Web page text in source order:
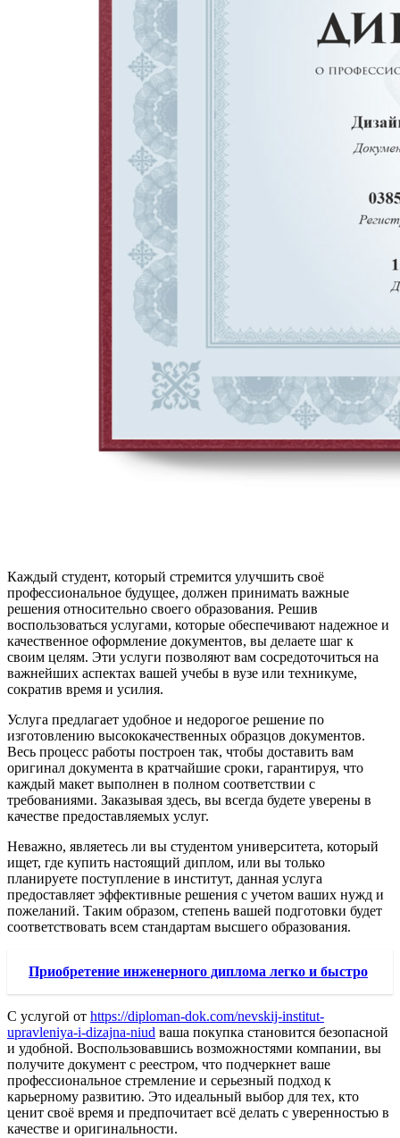
Каждый студент, который стремится улучшить своё
профессиональное будущее, должен принимать важные
решения относительно своего образования. Решив
воспользоваться услугами, которые обеспечивают надежное и
качественное оформление документов, вы делаете шаг к
своим целям. Эти услуги позволяют вам сосредоточиться на
важнейших аспектах вашей учебы в вузе или техникуме,
сократив время и усилия.
Услуга предлагает удобное и недорогое решение по
изготовлению высококачественных образцов документов.
Весь процесс работы построен так, чтобы доставить вам
оригинал документа в кратчайшие сроки, гарантируя, что
каждый макет выполнен в полном соответствии с
требованиями. Заказывая здесь, вы всегда будете уверены в
качестве предоставляемых услуг.
Неважно, являетесь ли вы студентом университета, который
ищет, где купить настоящий диплом, или вы только
планируете поступление в институт, данная услуга
предоставляет эффективные решения с учетом ваших нужд и
пожеланий. Таким образом, степень вашей подготовки будет
соответствовать всем стандартам высшего образования.
Приобретение инженерного диплома легко и быстро
С услугой от https://diploman-dok.com/nevskij-institut-
upravleniya-i-dizajna-niud ваша покупка становится безопасной
и удобной. Воспользовавшись возможностями компании, вы
получите документ с реестром, что подчеркнет ваше
профессиональное стремление и серьезный подход к
карьерному развитию. Это идеальный выбор для тех, кто
ценит своё время и предпочитает всё делать с уверенностью в
качестве и оригинальности.